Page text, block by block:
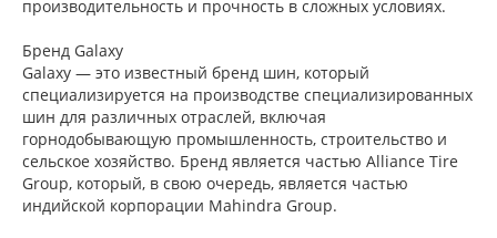
производительность и прочность в сложных условиях.
Бренд Galaxy
Galaxy — это известный бренд шин, который
специализируется на производстве специализированных
шин для различных отраслей, включая
горнодобывающую промышленность, строительство и
сельское хозяйство. Бренд является частью Alliance Tire
Group, который, в свою очередь, является частью
индийской корпорации Mahindra Group.